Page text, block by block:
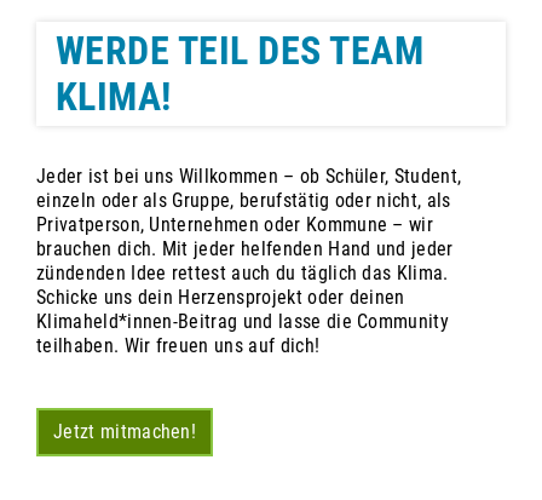
WERDE TEIL DES TEAM
KLIMA!
Jeder ist bei uns Willkommen – ob Schüler, Student,
einzeln oder als Gruppe, berufstätig oder nicht, als
Privatperson, Unternehmen oder Kommune – wir
brauchen dich. Mit jeder helfenden Hand und jeder
zündenden Idee rettest auch du täglich das Klima.
Schicke uns dein Herzensprojekt oder deinen
Klimaheld*innen-Beitrag und lasse die Community
teilhaben. Wir freuen uns auf dich!
Jetzt mitmachen!